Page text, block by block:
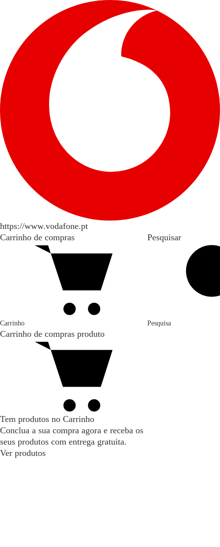
https://www.vodafone.pt
Carrinho de compras
Carrinho
Carrinho de compras produto
Tem produtos no Carrinho
Conclua a sua compra agora e receba os
seus produtos com entrega gratuita.
Ver produtos
Pesquisar
Pesquisa